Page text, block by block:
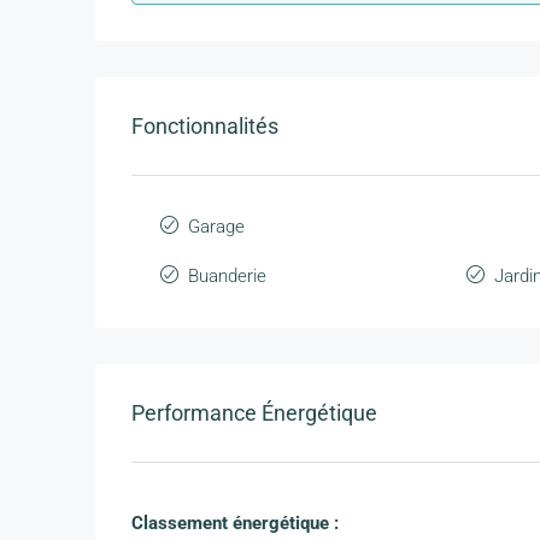
Fonctionnalités
Garage
Buanderie
Performance Énergétique
Classement énergétique :